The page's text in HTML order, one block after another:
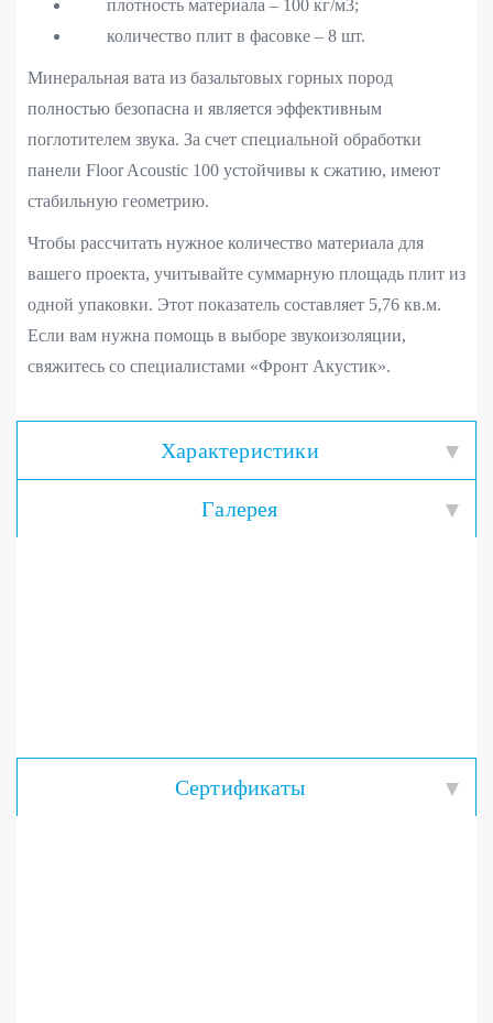
плотность материала – 100 кг/м3;
количество плит в фасовке – 8 шт.
Минеральная вата из базальтовых горных пород
полностью безопасна и является эффективным
поглотителем звука. За счет специальной обработки
панели Floor Acoustic 100 устойчивы к сжатию, имеют
стабильную геометрию.
Чтобы рассчитать нужное количество материала для
вашего проекта, учитывайте суммарную площадь плит из
одной упаковки. Этот показатель составляет 5,76 кв.м.
Если вам нужна помощь в выборе звукоизоляции,
свяжитесь со специалистами «Фронт Акустик».
Характеристики
Галерея
Сертификаты